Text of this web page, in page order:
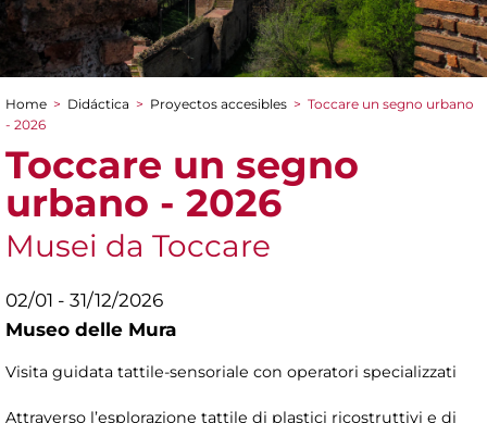
You are here
Home > Didáctica > Proyectos accesibles > Toccare un segno urbano
- 2026
Toccare un segno
urbano - 2026
Musei da Toccare
02/01 - 31/12/2026
Museo delle Mura
Visita guidata tattile-sensoriale con operatori specializzati
Attraverso l’esplorazione tattile di plastici ricostruttivi e di